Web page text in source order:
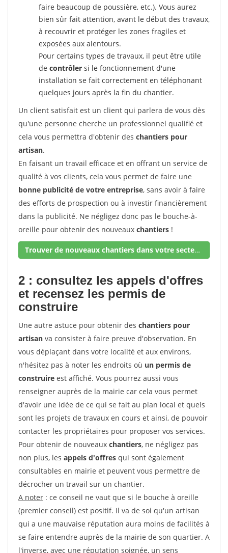
faire beaucoup de poussière, etc.). Vous aurez
bien sûr fait attention, avant le début des travaux,
à recouvrir et protéger les zones fragiles et
exposées aux alentours.
Pour certains types de travaux, il peut être utile
de contrôler si le fonctionnement d'une
installation se fait correctement en téléphonant
quelques jours après la fin du chantier.
Un client satisfait est un client qui parlera de vous dès
qu'une personne cherche un professionnel qualifié et
cela vous permettra d'obtenir des chantiers pour
artisan.
En faisant un travail efficace et en offrant un service de
qualité à vos clients, cela vous permet de faire une
bonne publicité de votre entreprise, sans avoir à faire
des efforts de prospection ou à investir financièrement
dans la publicité. Ne négligez donc pas le bouche-à-
oreille pour obtenir des nouveaux chantiers !
Trouver de nouveaux chantiers dans votre secteur !
2 : consultez les appels d'offres
et recensez les permis de
construire
Une autre astuce pour obtenir des chantiers pour
artisan va consister à faire preuve d'observation. En
vous déplaçant dans votre localité et aux environs,
n'hésitez pas à noter les endroits où un permis de
construire est affiché. Vous pourrez aussi vous
renseigner auprès de la mairie car cela vous permet
d'avoir une idée de ce qui se fait au plan local et quels
sont les projets de travaux en cours et ainsi, de pouvoir
contacter les propriétaires pour proposer vos services.
Pour obtenir de nouveaux chantiers, ne négligez pas
non plus, les appels d'offres qui sont également
consultables en mairie et peuvent vous permettre de
décrocher un travail sur un chantier.
A noter : ce conseil ne vaut que si le bouche à oreille
(premier conseil) est positif. Il va de soi qu'un artisan
qui a une mauvaise réputation aura moins de facilités à
se faire entendre auprès de la mairie de son quartier. A
l'inverse, avec une réputation soignée, un sens